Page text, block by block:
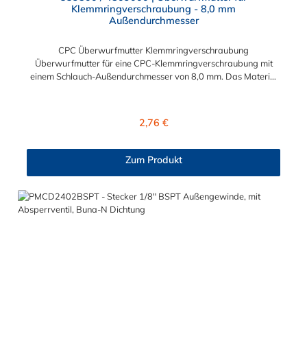
Klemmringverschraubung - 8,0 mm
Außendurchmesser
CPC Überwurfmutter Klemmringverschraubung
Überwurfmutter für eine CPC-Klemmringverschraubung mit
einem Schlauch-Außendurchmesser von 8,0 mm. Das Material
Regulärer Preis:
2,76 €
Zum Produkt